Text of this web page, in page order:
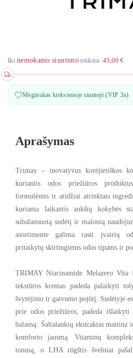
Iki nemokamo siuntimotrūksta: 45,00 €
Mėginukas kiekvienoje siuntoje (VIP 3x)
Aprašymas
Trimay – inovatyvus korėjietiškos
kuriantis odos priežiūros
formulėmis ir atidžiai atrinktais
kuriama laikantis aukštų kokybės
subalansuotą sudėtį ir malonią
asortimente galima rasti įvairių
pritaikytų skirtingiems odos tipams ir
TRIMAY Niacinamide Melazero Vita
tekstūros kremas padeda palaikyti
švytėjimo ir gaivumo pojūtį. Sudėtyje
prie odos priežiūros, padeda
balansą. Šaltalankių ekstraktas
komforto jausmą. Vitaminų
tonusą, o LHA rūgštis švelniai